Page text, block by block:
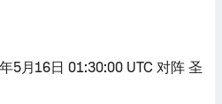
5月16日 01:30:00 UTC 对阵 圣